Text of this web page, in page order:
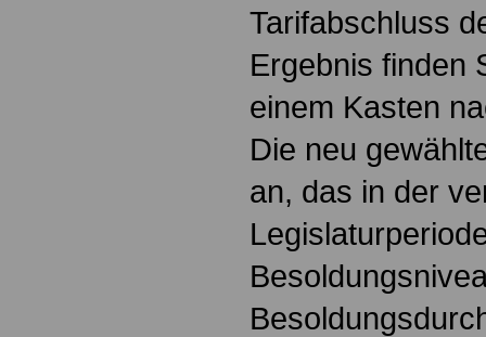
Tarifabschluss
Ergebnis finden
einem Kasten
Die neu
an, das in der